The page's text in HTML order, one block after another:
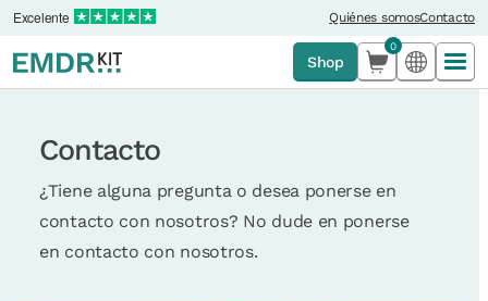
Excelente Quiénes somosContacto
Shop
0
Contacto
¿Tiene alguna pregunta o desea ponerse en
contacto con nosotros? No dude en ponerse
en contacto con nosotros.